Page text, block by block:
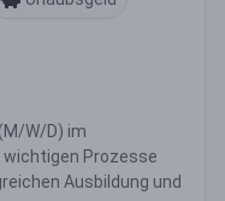
W/D) im
wichtigen Prozesse
Ausbildung und